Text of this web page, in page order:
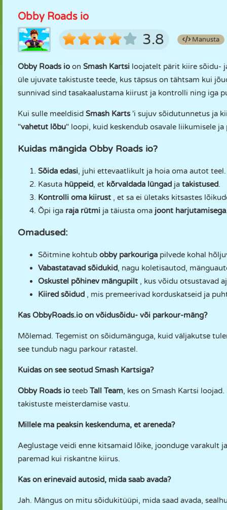
Obby Roads io
3.8 Manusta
Obby Roads io on Smash Kartsi loojatelt pärit kiire sõidu-
üle ujuvate takistuste teede, kus täpsus on tähtsam kui
sunnivad sind tasakaalustama kiirust ja kontrolli ning iga
Kui sulle meeldisid Smash Karts'i sujuv sõidutunnetus ja
"vahetut lõbu" loopi, kuid keskendub osavale liikumisele
Kuidas mängida Obby Roads io?
Sõida edasi, juhi ettevaatlikult ja hoia oma autot teel.
Kasuta hüppeid, et kõrvaldada lüngad ja takistused.
Kontrolli oma kiirust , et sa ei ületaks kitsastes
Õpi iga raja rütmi ja täiusta oma joont harjutamisega
Omadused:
Sõitmine kohtub obby parkouriga pilvede kohal
Vabastatavad sõidukid, nagu koletisautod,
Oskustel põhinev mängupilt , kus võidu otsustavad
Kiired sõidud , mis premeerivad korduskatseid ja
Kas ObbyRoads.io on võidusõidu- või parkour-mäng?
Mõlemad. Tegemist on sõidumänguga, kuid väljakutse
see tundub nagu parkour ratastel.
Kuidas on see seotud Smash Kartsiga?
Obby Roads io teeb Tall Team, kes on Smash Kartsi
takistuste meisterdamise vastu.
Millele ma peaksin keskenduma, et areneda?
Aeglustage veidi enne kitsamaid lõike, joonduge varakult
paremad kui riskantne kiirus.
Kas on erinevaid autosid, mida saab avada?
Jah. Mängus on mitu sõidukitüüpi, mida saad avada,